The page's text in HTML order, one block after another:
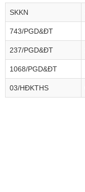
SKKN
743/PGD&ĐT
237/PGD&ĐT
1068/PGD&ĐT
03/HĐKTHS